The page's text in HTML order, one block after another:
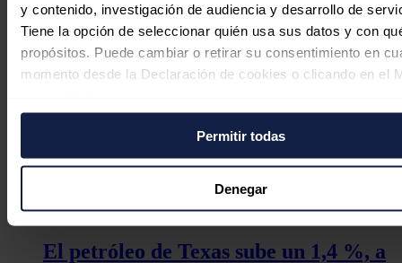
y contenido, investigación de audiencia y desarrollo de
Tiene la opción de seleccionar quién usa sus datos y con
propósitos. Puede cambiar o retirar su consentimiento en
momento desde la Declaración de cookies o clicando en el
Si lo permite, también quisiéramos:
Recopilar información sobre su ubicación geográfica
puede tener una precisión de varios metros
Identificar su dispositivo analizándolo activamente
características específicas (huellas digitales)
Obtenga más información sobre cómo se procesan sus
Permitir todas
Denegar
El petróleo de Texas sube un 1,4 %, a